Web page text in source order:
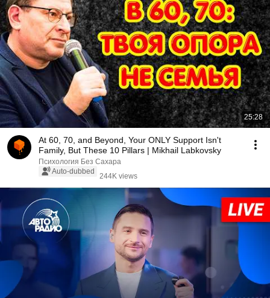
25:28
At 60, 70, and Beyond, Your ONLY Support Isn't
Family, But These 10 Pillars | Mikhail Labkovsky
Психология Без Сахара
Auto-dubbed
244K views